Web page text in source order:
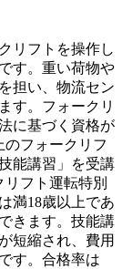
リフトを操作し
す。重い荷物や
担い、物流セン
す。フォークリ
に基づく資格が
フォークリフ
能講習」を受講
フト運転特別
満18歳以上であ
きます。技能講
短縮され、費用
す。合格率は